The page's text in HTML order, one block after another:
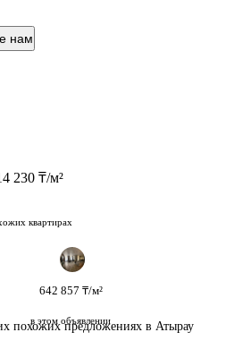
нам
230 ₸/м²
квартирах
642 857 ₸/м²
в этом объявлении
похожих предложениях в Атырау